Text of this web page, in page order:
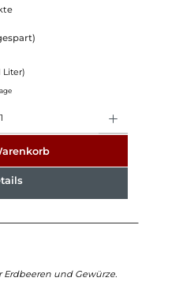
Liter)
und Gewürze.